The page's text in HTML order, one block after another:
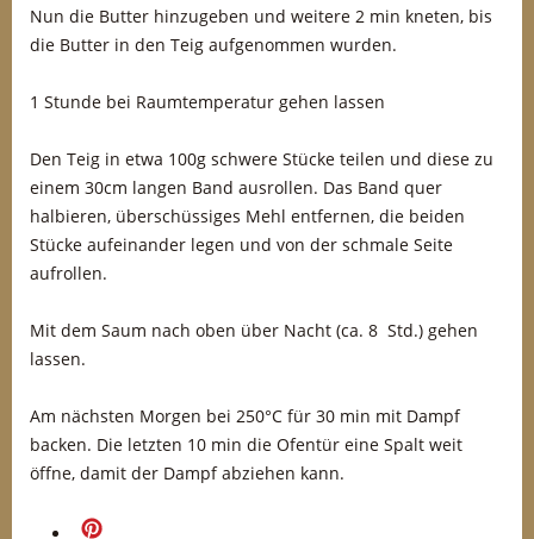
Nun die Butter hinzugeben und weitere 2 min kneten, bis
die Butter in den Teig aufgenommen wurden.
1 Stunde bei Raumtemperatur gehen lassen
Den Teig in etwa 100g schwere Stücke teilen und diese zu
einem 30cm langen Band ausrollen. Das Band quer
halbieren, überschüssiges Mehl entfernen, die beiden
Stücke aufeinander legen und von der schmale Seite
aufrollen.
Mit dem Saum nach oben über Nacht (ca. 8 Std.) gehen
lassen.
Am nächsten Morgen bei 250°C für 30 min mit Dampf
backen. Die letzten 10 min die Ofentür eine Spalt weit
öffne, damit der Dampf abziehen kann.